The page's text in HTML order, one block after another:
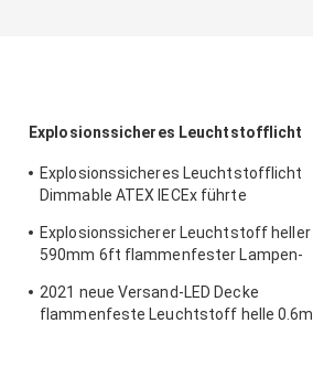
Explosionssicheres Leuchtstofflicht
Explosionssicheres Leuchtstofflicht
Dimmable ATEX IECEx führte
Explosionssicherer Leuchtstoff heller
590mm 6ft flammenfester Lampen-
2021 neue Versand-LED Decke
flammenfeste Leuchtstoff helle 0.6m